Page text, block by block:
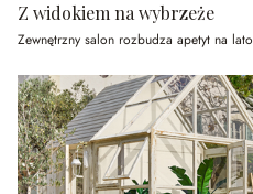
Z widokiem na wybrzeże
Zewnętrzny salon rozbudza apetyt na lato